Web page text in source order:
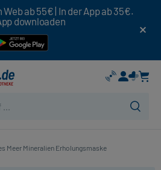
ab 55€ | In der App ab 35€.
downloaden
Meer Mineralien Erholungsmaske